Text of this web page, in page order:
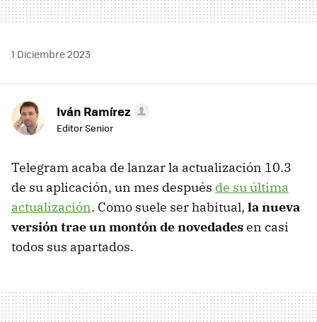
1 Diciembre 2023
Iván Ramírez
Editor Senior
Telegram acaba de lanzar la actualización 10.3
de su aplicación, un mes después de su última
actualización. Como suele ser habitual, la nueva
versión trae un montón de novedadesen casi
todos sus apartados.